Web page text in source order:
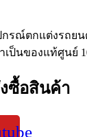
กรณ์ตกแต่งรถย
ป็นของแท้ศูนย์
ซื้อสินค้า